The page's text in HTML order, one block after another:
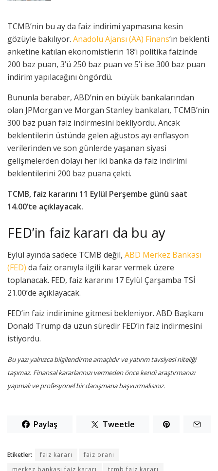
TCMB’nin bu ay da faiz indirimi yapmasına kesin
gözüyle bakılıyor. Anadolu Ajansı (AA) Finans‘ın beklenti
anketine katılan ekonomistlerin 18’i politika faizinde
200 baz puan, 3’ü 250 baz puan ve 5’i ise 300 baz puan
indirim yapılacağını öngördü.
Bununla beraber, ABD’nin en büyük bankalarından
olan JPMorgan ve Morgan Stanley bankaları, TCMB’nin
300 baz puan faiz indirmesini bekliyordu. Ancak
beklentilerin üstünde gelen ağustos ayı enflasyon
verilerinden ve son günlerde yaşanan siyasi
gelişmelerden dolayı her iki banka da faiz indirimi
beklentilerini 200 baz puana çekti.
TCMB, faiz kararını 11 Eylül Perşembe günü saat
14.00’te açıklayacak.
FED’in faiz kararı da bu ay
Eylül ayında sadece TCMB değil, ABD Merkez Bankası
(FED) da faiz oranıyla ilgili karar vermek üzere
toplanacak. FED, faiz kararını 17 Eylül Çarşamba TSİ
21.00’de açıklayacak.
FED’in faiz indirimine gitmesi bekleniyor. ABD Başkanı
Donald Trump da uzun süredir FED’in faiz indirmesini
istiyordu.
Bu yazı yalnızca bilgilendirme amaçlıdır ve yatırım tavsiyesi niteliği
taşımaz. Finansal kararlarınızı vermeden önce kendi araştırmanızı
yapmalı ve profesyonel bir danışmana başvurmalısınız.
Paylaş Tweetle
Etiketler: faiz kararı
faiz oranı
merkez bankası faiz kararı
tcmb faiz kararı